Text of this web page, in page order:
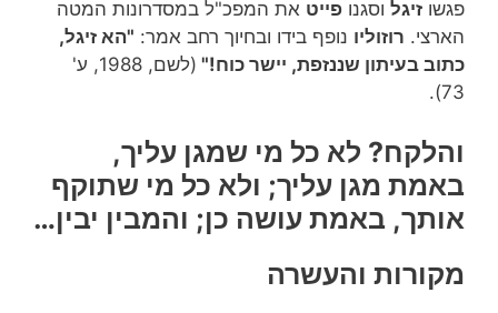
פגשו זיגל וסגנו פייט את המפכ"ל במסדרונות המטה
הארצי. רוזוליו נופף בידו ובחיוך רחב אמר: "הא זיגל,
כתוב בעיתון שננזפת, יישר כוח!"
(לשם, 1988, ע'
73).
והלקח? לא כל מי שמגן עליך,
באמת מגן עליך; ולא כל מי שתוקף
אותך, באמת עושה כן; והמבין יבין…
מקורות והעשרה